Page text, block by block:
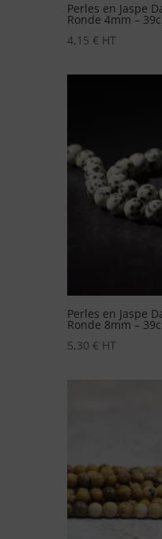
Perles en Jaspe
Ronde 4mm –
4,15 € HT
Perles en Jaspe
Ronde 8mm –
5,30 € HT